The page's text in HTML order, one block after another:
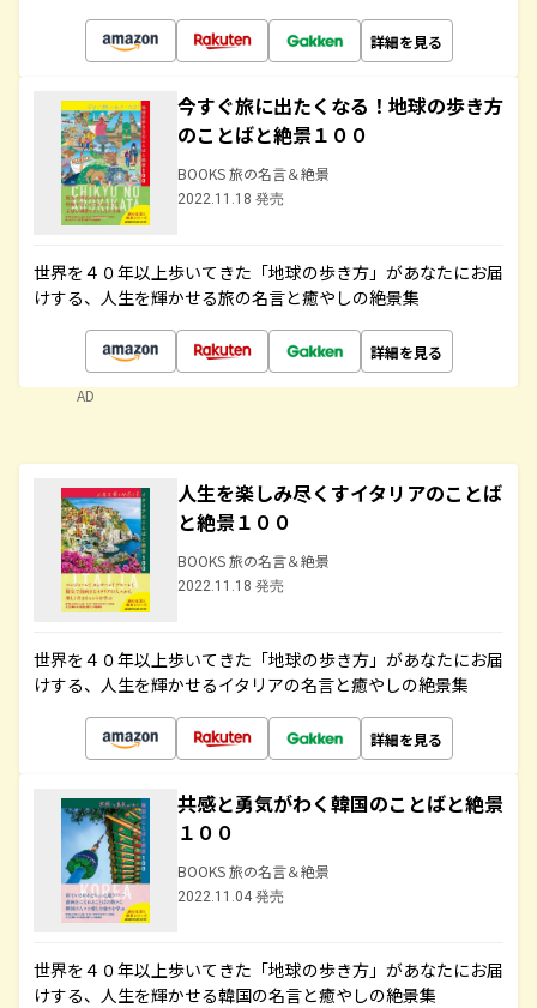
詳細を見る
今すぐ旅に出たくなる！地球の歩き方
のことばと絶景１００
BOOKS 旅の名言＆絶景
2022.11.18 発売
世界を４０年以上歩いてきた「地球の歩き方」があなたにお届
けする、人生を輝かせる旅の名言と癒やしの絶景集
詳細を見る
AD
人生を楽しみ尽くすイタリアのことば
と絶景１００
BOOKS 旅の名言＆絶景
2022.11.18 発売
世界を４０年以上歩いてきた「地球の歩き方」があなたにお届
けする、人生を輝かせるイタリアの名言と癒やしの絶景集
詳細を見る
共感と勇気がわく韓国のことばと絶景
１００
BOOKS 旅の名言＆絶景
2022.11.04 発売
世界を４０年以上歩いてきた「地球の歩き方」があなたにお届
けする、人生を輝かせる韓国の名言と癒やしの絶景集